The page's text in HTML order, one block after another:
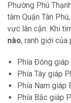
Phường Phú
tâm Quận Tân
vực lân cận. Khi
nào, ranh giới
Phía Đông giáp
Phía Tây giáp
Phía Nam giáp
Phía Bắc giáp